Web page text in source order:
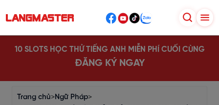
10 SLOTS HỌC THỬ TIẾNG ANH MIỄN PHÍ CUỐI CÙNG
ĐĂNG KÝ NGAY
Trang chủ>Ngữ Pháp>